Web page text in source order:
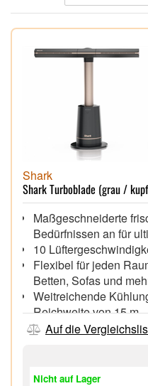
Shark
Shark Turboblade (grau /
Maßgeschneiderte
Bedürfnissen an für
10
Flexibel für jeden
Betten, Sofas und
Weitreichende
Reichweite von 15 m
Sauberkeit inklusive -
Premium-
Auf die
Nicht auf Lager